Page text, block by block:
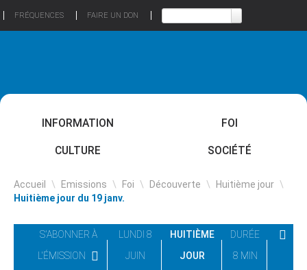
FRÉQUENCES FAIRE UN DON
INFORMATION FOI
CULTURE SOCIÉTÉ
Accueil \ Emissions \ Foi \ Découverte \ Huitième jour \
Huitième jour du 19 janv.
S'ABONNER À
L'ÉMISSION
LUNDI 8
JUIN
HUITIÈME
JOUR
DURÉE
8 MIN